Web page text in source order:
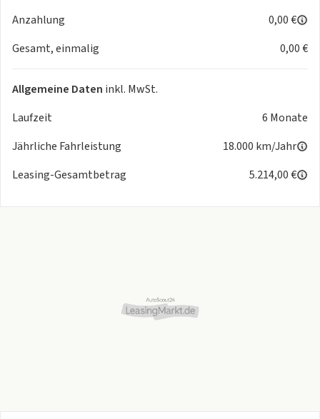
Anzahlung
0,00 €
Gesamt, einmalig
0,00 €
Allgemeine Daten inkl. MwSt.
Laufzeit
6 Monate
Jährliche Fahrleistung
18.000 km/Jahr
Leasing-Gesamtbetrag
5.214,00 €